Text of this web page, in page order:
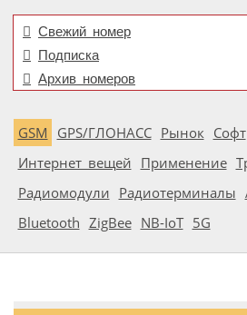
Свежий номер
Подписка
Архив номеров
GSM GPS/ГЛОНАСС Рынок Софт
Интернет вещей Применение
Радиомодули Радиотерминалы
Bluetooth ZigBee NB-IoT 5G